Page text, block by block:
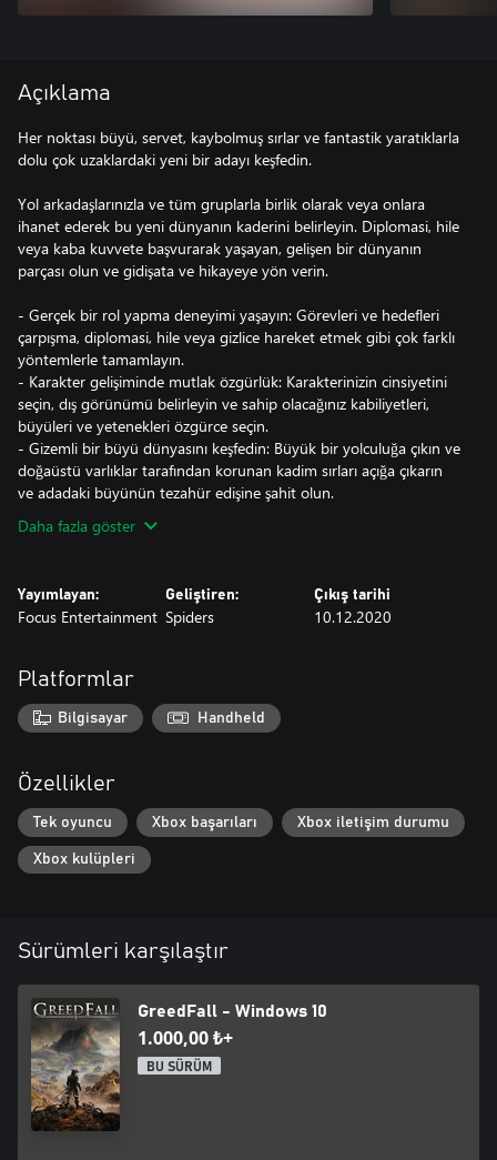
Açıklama
Her noktası büyü, servet, kaybolmuş sırlar ve fantastik yaratıklarla
dolu çok uzaklardaki yeni bir adayı keşfedin.
Yol arkadaşlarınızla ve tüm gruplarla birlik olarak veya onlara
ihanet ederek bu yeni dünyanın kaderini belirleyin. Diplomasi, hile
veya kaba kuvvete başvurarak yaşayan, gelişen bir dünyanın
parçası olun ve gidişata ve hikayeye yön verin.
- Gerçek bir rol yapma deneyimi yaşayın: Görevleri ve hedefleri
çarpışma, diplomasi, hile veya gizlice hareket etmek gibi çok farklı
yöntemlerle tamamlayın.
- Karakter gelişiminde mutlak özgürlük: Karakterinizin cinsiyetini
seçin, dış görünümü belirleyin ve sahip olacağınız kabiliyetleri,
büyüleri ve yetenekleri özgürce seçin.
- Gizemli bir büyü dünyasını keşfedin: Büyük bir yolculuğa çıkın ve
doğaüstü varlıklar tarafından korunan kadim sırları açığa çıkarın
ve adadaki büyünün tezahür edişine şahit olun.
Daha fazla göster
Yayımlayan:
Focus Entertainment
Geliştiren:
Spiders
Çıkış tarihi
10.12.2020
Platformlar
Bilgisayar Handheld
Özellikler
Tek oyuncu Xbox başarıları Xbox iletişim durumu
Xbox kulüpleri
Sürümleri karşılaştır
GreedFall - Windows 10
1.000,00 ₺+
BU SÜRÜM